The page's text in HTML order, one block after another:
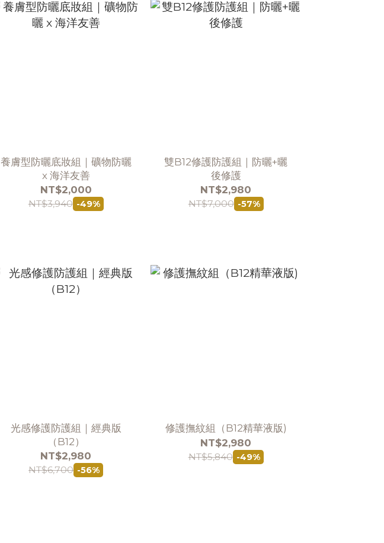
養膚型防曬底妝組｜礦物防曬
x 海洋友善
NT$2,000
NT$3,940 -49%
雙B12修護防護組｜防曬+曬
後修護
NT$2,980
NT$7,000 -57%
光感修護防護組｜經典版
（B12）
NT$2,980
NT$6,700 -56%
修護撫紋組（B12精華液版)
NT$2,980
NT$5,840 -49%